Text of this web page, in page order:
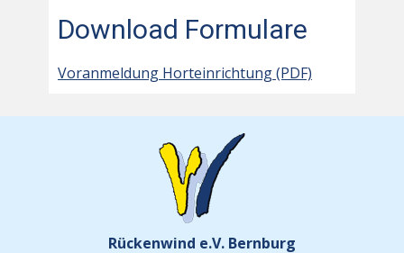
Download Formulare
Voranmeldung Horteinrichtung (PDF)
Rückenwind e.V. Bernburg